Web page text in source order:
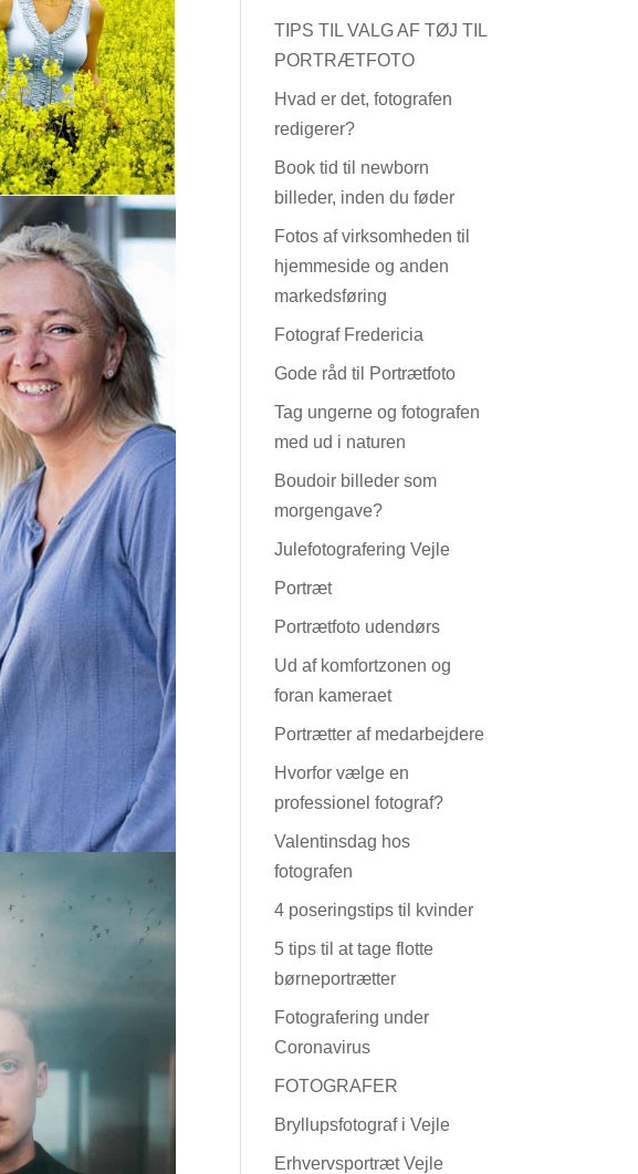
TIPS TIL VALG AF TØJ TIL
PORTRÆTFOTO
Hvad er det, fotografen
redigerer?
Book tid til newborn
billeder, inden du føder
Fotos af virksomheden til
hjemmeside og anden
markedsføring
Fotograf Fredericia
Gode råd til Portrætfoto
Tag ungerne og fotografen
med ud i naturen
Boudoir billeder som
morgengave?
Julefotografering Vejle
Portræt
Portrætfoto udendørs
Ud af komfortzonen og
foran kameraet
Portrætter af medarbejdere
Hvorfor vælge en
professionel fotograf?
Valentinsdag hos
fotografen
4 poseringstips til kvinder
5 tips til at tage flotte
børneportrætter
Fotografering under
Coronavirus
FOTOGRAFER
Bryllupsfotograf i Vejle
Erhvervsportræt Vejle